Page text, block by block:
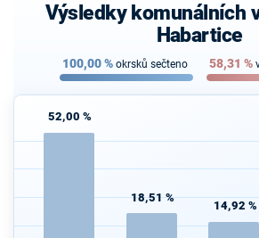
Výsledky komunálních
Habartice
100,00% okrsků sečteno 58,31 %
52,00 %
18,51 %
14,92 %